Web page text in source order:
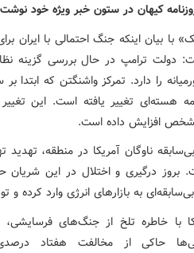
کیهان در ستون خبر ویژه خود
بیان اینکه جنگ احتمالی با ایران
دولت ترامپ در حال بررسی گزینه
را دارد. تمرکز واشنگتن که ابتدا
هسته‌ای تغییر یافته است. این تغییر
افزایش داده است.
ناوگان آمریکا در منطقه، تهدید
بروز درگیری و اختلال در این
به بازارهای انرژی وارد کرده و
با خاطره تلخ از جنگ‌های
حاکی از مخالفت هفتاد